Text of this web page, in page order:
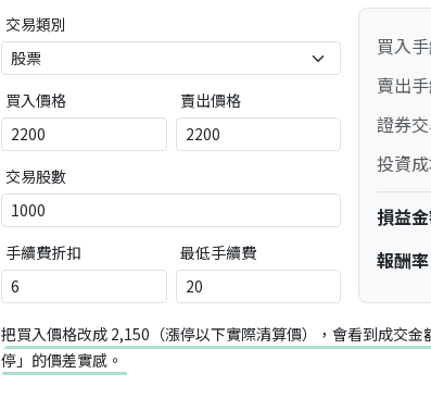
交易類別
買入價格 賣出價格
交易股數
手續費折扣 最低手續費
買入
賣出
證券
投資
損益
報酬率
把買入價格改成 2,150（漲停以下實際清算價），會看到成交
停」的價差實感。